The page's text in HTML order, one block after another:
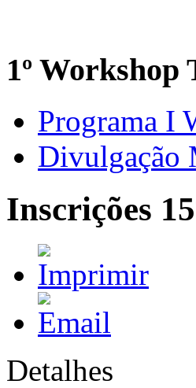
1º Workshop
Programa I
Divulgação
Inscrições
Detalhes